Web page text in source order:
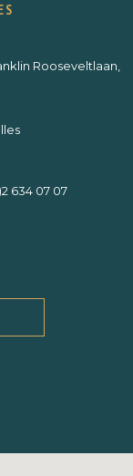
Rooseveltlaan,
634 07 07